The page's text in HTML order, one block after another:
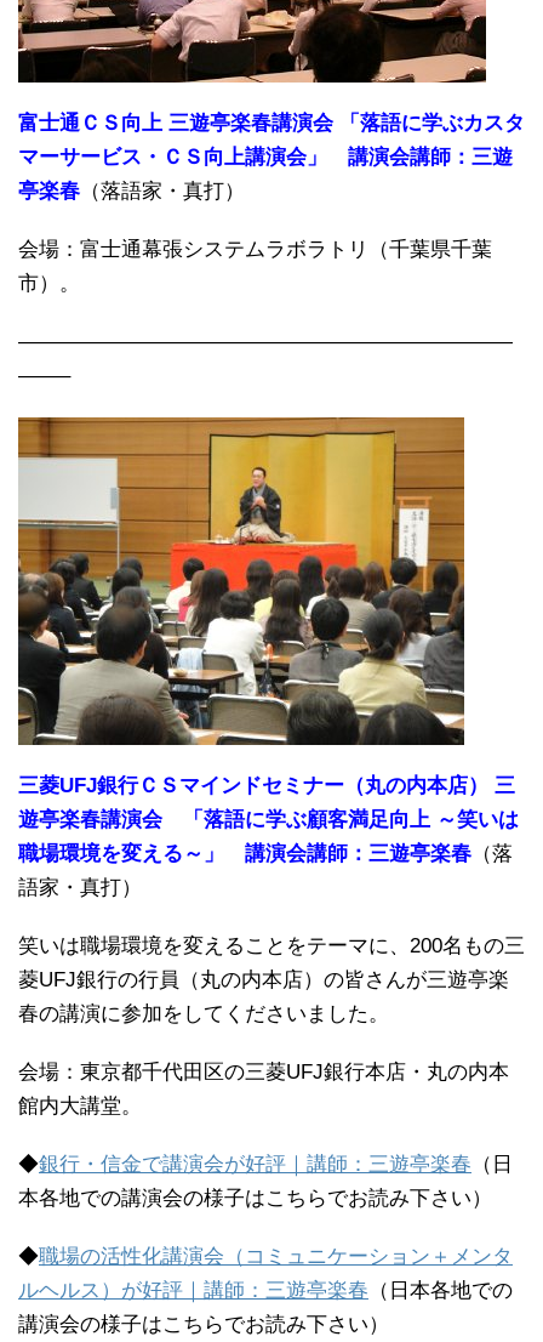
富士通ＣＳ向上 三遊亭楽春講演会 「落語に学ぶカスタ
マーサービス・ＣＳ向上講演会」 講演会講師：三遊
亭楽春 （落語家・真打）
会場：富士通幕張システムラボラトリ（千葉県千葉
市）。
————————————————————————
——–
三菱UFJ銀行ＣＳマインドセミナー（丸の内本店） 三
遊亭楽春講演会 「落語に学ぶ顧客満足向上 ～笑いは
職場環境を変える～」 講演会講師：三遊亭楽春 （落
語家・真打）
笑いは職場環境を変えることをテーマに、200名もの三
菱UFJ銀行の行員（丸の内本店）の皆さんが三遊亭楽
春の講演に参加をしてくださいました。
会場：東京都千代田区の三菱UFJ銀行本店・丸の内本
館内大講堂。
◆銀行・信金で講演会が好評｜講師：三遊亭楽春 （日
本各地での講演会の様子はこちらでお読み下さい）
◆職場の活性化講演会（コミュニケーション＋メンタ
ルヘルス）が好評｜講師：三遊亭楽春 （日本各地での
講演会の様子はこちらでお読み下さい）